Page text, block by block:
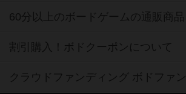
60分以上のボードゲームの通販商品
割引購入！ボドクーポンについて
クラウドファンディング ボドファン